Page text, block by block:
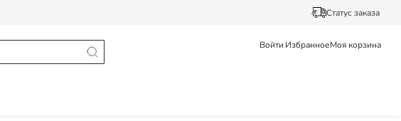
Статус заказа
Войти ИзбранноеМоя корзина